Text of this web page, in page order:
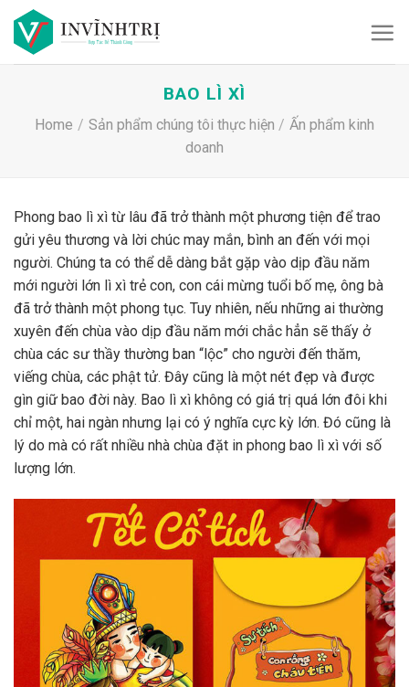
Skip
content
BAO LÌ XÌ
Home / Sản phẩm chúng tôi thực hiện / Ấn phẩm kinh
doanh
Phong bao lì xì từ lâu đã trở thành một phương tiện để trao
gửi yêu thương và lời chúc may mắn, bình an đến với mọi
người. Chúng ta có thể dễ dàng bắt gặp vào dịp đầu năm
mới người lớn lì xì trẻ con, con cái mừng tuổi bố mẹ, ông bà
đã trở thành một phong tục. Tuy nhiên, nếu những ai thường
xuyên đến chùa vào dịp đầu năm mới chắc hẳn sẽ thấy ở
chùa các sư thầy thường ban “lộc” cho người đến thăm,
viếng chùa, các phật tử. Đây cũng là một nét đẹp và được
gìn giữ bao đời này. Bao lì xì không có giá trị quá lớn đôi khi
chỉ một, hai ngàn nhưng lại có ý nghĩa cực kỳ lớn. Đó cũng là
lý do mà có rất nhiều nhà chùa đặt in phong bao lì xì với số
lượng lớn.